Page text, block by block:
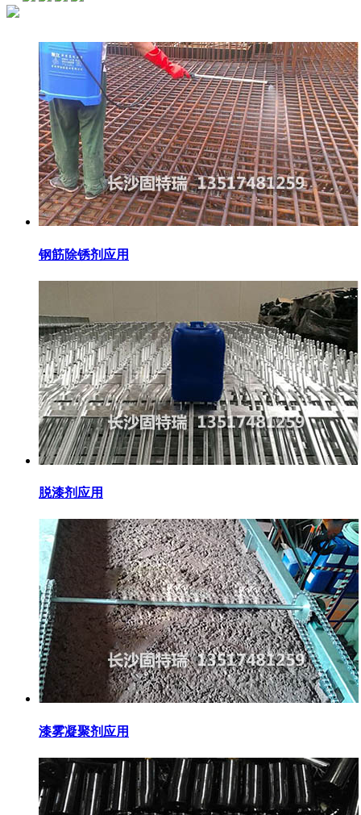
钢筋除锈剂应用
脱漆剂应用
漆雾凝聚剂应用